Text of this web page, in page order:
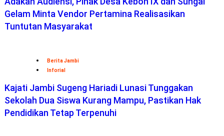
Gelam Minta Vendor Pertamina Realisasikan
Tuntutan Masyarakat
Berita Jambi
Inforial
Kajati Jambi Sugeng Hariadi Lunasi Tunggakan
Sekolah Dua Siswa Kurang Mampu, Pastikan Hak
Pendidikan Tetap Terpenuhi